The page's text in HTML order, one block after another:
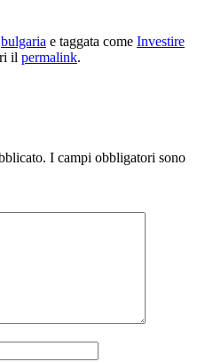
bulgaria e taggata come Investire
il permalink.
I campi obbligatori sono